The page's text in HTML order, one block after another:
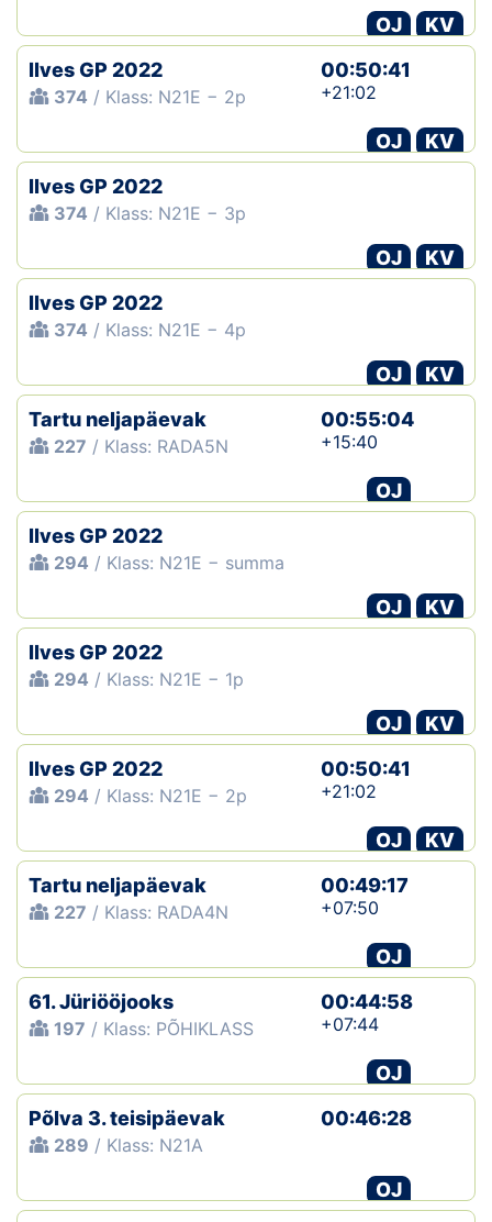
OJ
KV
Ilves GP 2022
374 / Klass: N21E − 2p
00:50:41
+21:02
OJ
KV
Ilves GP 2022
374 / Klass: N21E − 3p
OJ
KV
Ilves GP 2022
374 / Klass: N21E − 4p
OJ
KV
Tartu neljapäevak
227 / Klass: RADA5N
00:55:04
+15:40
OJ
Ilves GP 2022
294 / Klass: N21E − summa
OJ
KV
Ilves GP 2022
294 / Klass: N21E − 1p
OJ
KV
Ilves GP 2022
294 / Klass: N21E − 2p
00:50:41
+21:02
OJ
KV
Tartu neljapäevak
227 / Klass: RADA4N
00:49:17
+07:50
OJ
61. Jüriööjooks
197 / Klass: PÕHIKLASS
00:44:58
+07:44
OJ
Põlva 3. teisipäevak
289 / Klass: N21A
00:46:28
OJ